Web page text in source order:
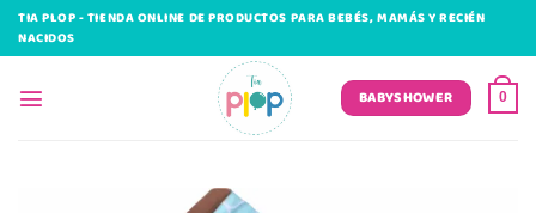
Saltar
TIA PLOP - TIENDA ONLINE DE PRODUCTOS PARA BEBÉS, MAMÁS Y RECIÉN
NACIDOS
BABYSHOWER 0